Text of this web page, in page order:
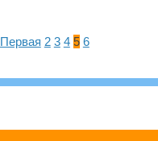
Первая 2 3 4 5 6